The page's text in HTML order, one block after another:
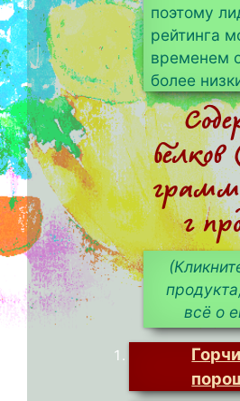
поэтому
рейтинга
временем
более
белков
г
всё о